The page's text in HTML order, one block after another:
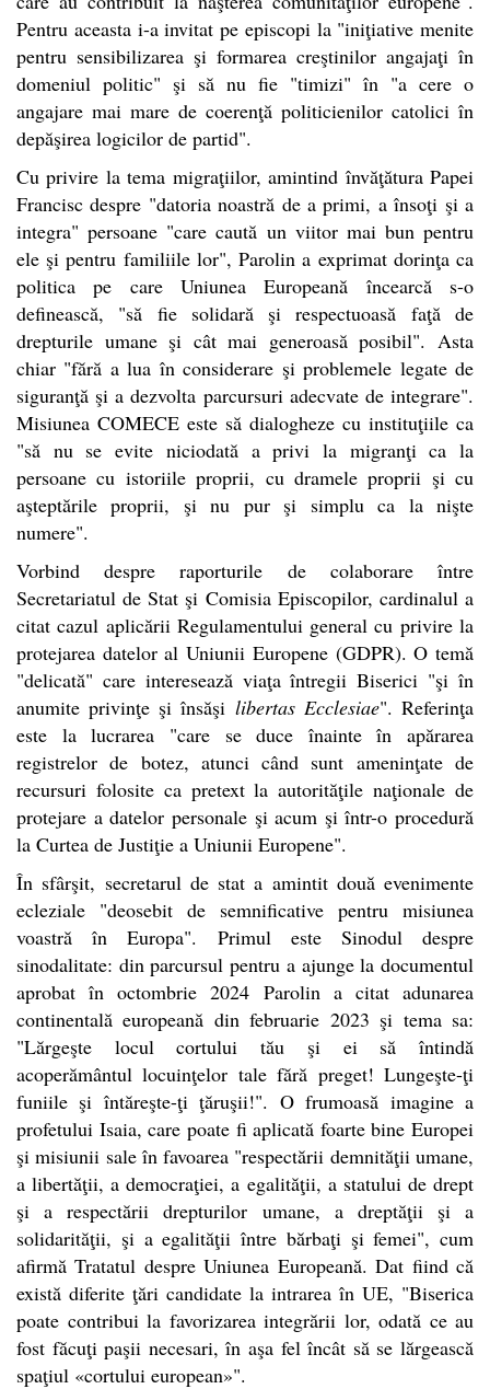
Pentru aceasta i-a invitat pe episcopi la "iniţiative menite
pentru sensibilizarea şi formarea creştinilor angajaţi în
domeniul politic" şi să nu fie "timizi" în "a cere o
angajare mai mare de coerenţă politicienilor catolici în
depăşirea logicilor de partid".
Cu privire la tema migraţiilor, amintind învăţătura Papei
Francisc despre "datoria noastră de a primi, a însoţi şi a
integra" persoane "care caută un viitor mai bun pentru
ele şi pentru familiile lor", Parolin a exprimat dorinţa ca
politica pe care Uniunea Europeană încearcă s-o
definească, "să fie solidară şi respectuoasă faţă de
drepturile umane şi cât mai generoasă posibil". Asta
chiar "fără a lua în considerare şi problemele legate de
siguranţă şi a dezvolta parcursuri adecvate de integrare".
Misiunea COMECE este să dialogheze cu instituţiile ca
"să nu se evite niciodată a privi la migranţi ca la
persoane cu istoriile proprii, cu dramele proprii şi cu
aşteptările proprii, şi nu pur şi simplu ca la nişte
numere".
Vorbind despre raporturile de colaborare între
Secretariatul de Stat şi Comisia Episcopilor, cardinalul a
citat cazul aplicării Regulamentului general cu privire la
protejarea datelor al Uniunii Europene (GDPR). O temă
"delicată" care interesează viaţa întregii Biserici "şi în
anumite privinţe şi însăşi libertas Ecclesiae". Referinţa
este la lucrarea "care se duce înainte în apărarea
registrelor de botez, atunci când sunt ameninţate de
recursuri folosite ca pretext la autorităţile naţionale de
protejare a datelor personale şi acum şi într-o procedură
la Curtea de Justiţie a Uniunii Europene".
În sfârşit, secretarul de stat a amintit două evenimente
ecleziale "deosebit de semnificative pentru misiunea
voastră în Europa". Primul este Sinodul despre
sinodalitate: din parcursul pentru a ajunge la documentul
aprobat în octombrie 2024 Parolin a citat adunarea
continentală europeană din februarie 2023 şi tema sa:
"Lărgeşte locul cortului tău şi ei să întindă
acoperământul locuinţelor tale fără preget! Lungeşte-ţi
funiile şi întăreşte-ţi ţăruşii!". O frumoasă imagine a
profetului Isaia, care poate fi aplicată foarte bine Europei
şi misiunii sale în favoarea "respectării demnităţii umane,
a libertăţii, a democraţiei, a egalităţii, a statului de drept
şi a respectării drepturilor umane, a dreptăţii şi a
solidarităţii, şi a egalităţii între bărbaţi şi femei", cum
afirmă Tratatul despre Uniunea Europeană. Dat fiind că
există diferite ţări candidate la intrarea în UE, "Biserica
poate contribui la favorizarea integrării lor, odată ce au
fost făcuţi paşii necesari, în aşa fel încât să se lărgească
spaţiul «cortului european»".